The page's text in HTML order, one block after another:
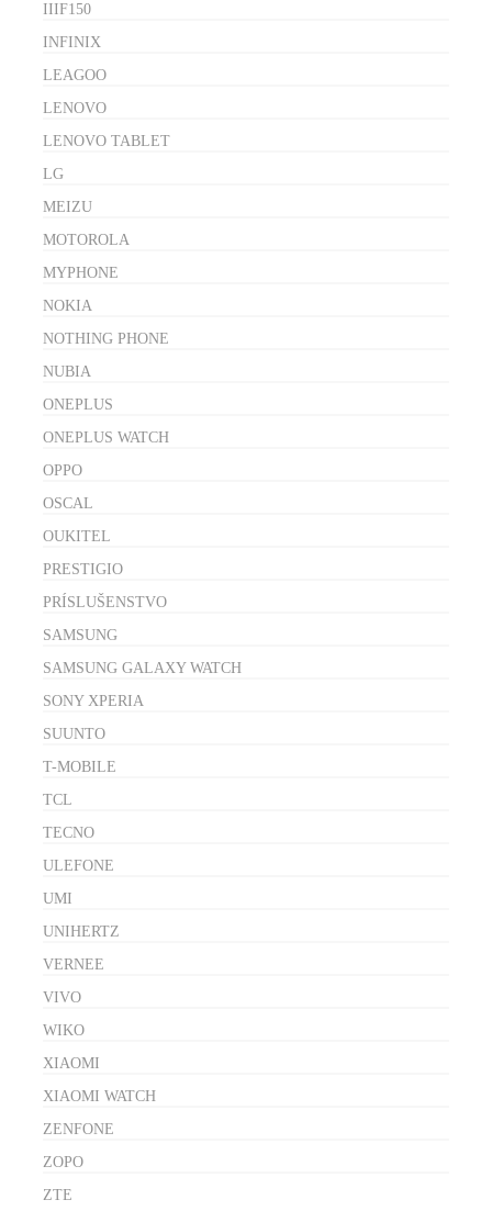
IIIF150
INFINIX
LEAGOO
LENOVO
LENOVO TABLET
LG
MEIZU
MOTOROLA
MYPHONE
NOKIA
NOTHING PHONE
NUBIA
ONEPLUS
ONEPLUS WATCH
OPPO
OSCAL
OUKITEL
PRESTIGIO
PRÍSLUŠENSTVO
SAMSUNG
SAMSUNG GALAXY WATCH
SONY XPERIA
SUUNTO
T-MOBILE
TCL
TECNO
ULEFONE
UMI
UNIHERTZ
VERNEE
VIVO
WIKO
XIAOMI
XIAOMI WATCH
ZENFONE
ZOPO
ZTE